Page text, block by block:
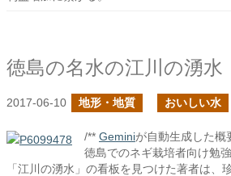
徳島の名水の江川の湧水
2017-06-10 地形・地質 おいしい水
/** Geminiが自動生成した概
徳島でのネギ栽培者向け勉
「江川の湧水」の看板を見つけた著者は、